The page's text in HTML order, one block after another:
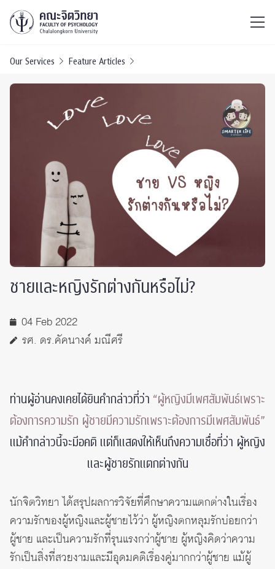
Our Services Feature Articles
ชายและหญิงรักต่างกันหรือไม่?
04 Feb 2022
รศ. ดร.คัคนางค์ มณีศรี
ท่านผู้อ่านคงเคยได้ยินคำกล่าวที่ว่า “ผู้หญิงมีเพศสัมพันธ์เพราะ
ต้องการความรัก ผู้ชายมีความรักเพราะต้องการมีเพศสัมพันธ์”
แม้คำกล่าวนี้จะมีอคติ แต่ก็แสดงให้เห็นถึงความเชื่อที่ว่า ผู้หญิง
และผู้ชายรักแตกต่างกัน
นักจิตวิทยา ได้สรุปผลการวิจัยที่ศึกษาความแตกต่างในเรื่อง
ความรักของผู้หญิงและผู้ชายไว้ว่า ผู้หญิงตกหลุมรักบ่อยกว่า
ผู้ชาย และเป็นความรักที่รุนแรงกว่าผู้ชาย ผู้หญิงคิดว่าความ
รักเป็นสิ่งที่สวยงามและมีอุดมคติเรื่องคู่มากกว่าผู้ชาย แม้ผู้